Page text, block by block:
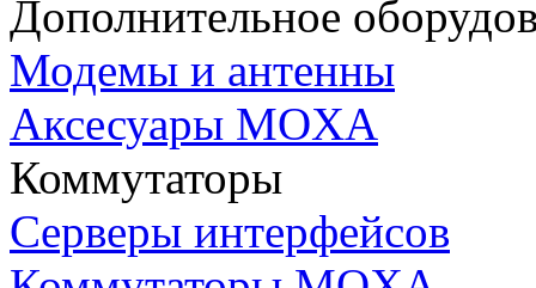
Дополнительное
Модемы и антенны
Аксесуары MOXA
Коммутаторы
Серверы интерфейсов